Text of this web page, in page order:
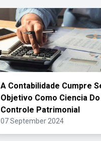
A Contabilidade Cumpre
Objetivo Como Ciencia Do
Controle Patrimonial
07 September 2024